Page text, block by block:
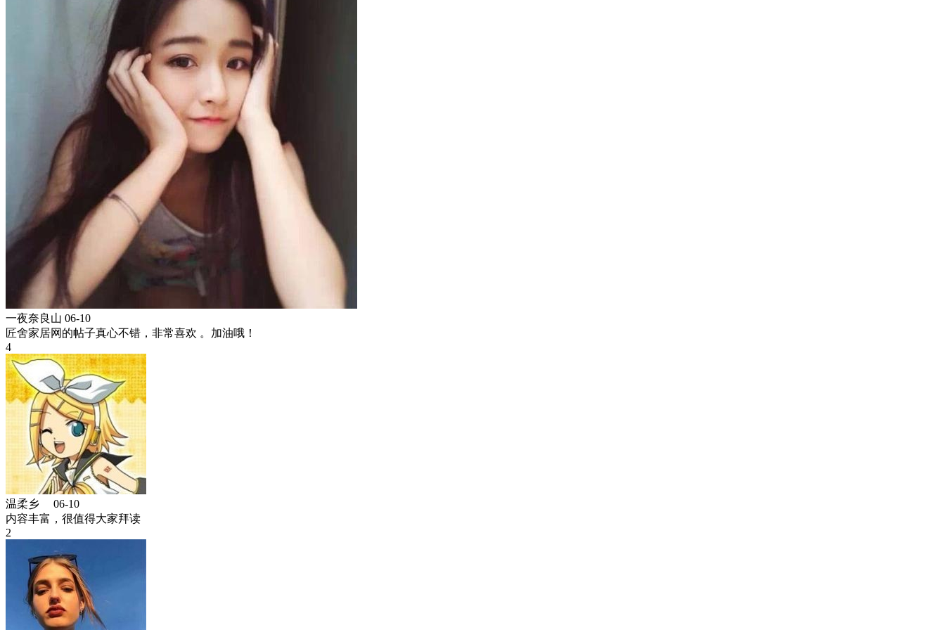
一夜奈良山 06-10
匠舍家居网的帖子真心不错，非常喜欢 。加油哦！
4
温柔乡ゝ
06-10
内容丰富，很值得大家拜读
2